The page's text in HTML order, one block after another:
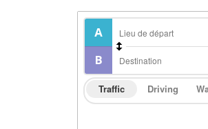
Traffic Driving